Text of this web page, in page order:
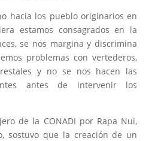
hacia los pueblo originarios en
estamos consagrados en la
se nos margina y discrimina
problemas con vertederos,
y no se nos hacen las
antes de intervenir los
de la CONADI por Rapa Nui,
sostuvo que la creación de un